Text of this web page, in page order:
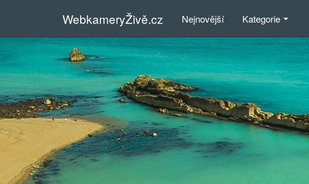
WebkameryŽivě.cz Nejnovější Kategorie